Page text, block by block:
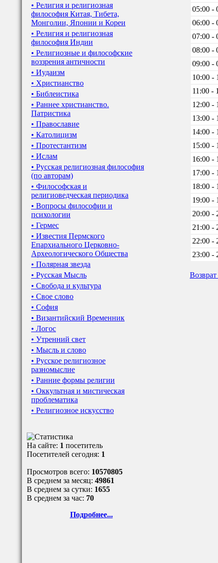
• Религия и религиозная
философия Китая, Тибета,
Монголии, Японии и Кореи
• Религия и религиозная
философия Индии
• Религиозные и философские
воззрения античности
• Иудаизм
• Христианство
• Библеистика
• Раннее христианство.
Патристика
• Православие
• Католицизм
• Протестантизм
• Ислам
• Русская религиозная философия
(по авторам)
• Философская и
религиоведческая периодика
• Вопросы философии и
психологии
• Гермес
• Известия Пермского
Епархиального Церковно-
Археологического Общества
• Полярная звезда
• Русская Мысль
• Свобода и культура
• Свое слово
• София
• Византийский Временник
• Логос
• Утренний свет
• Мысль и слово
• Русское религиозное
разномыслие
• Ранние формы религии
• Оккультная и мистическая
проблематика
• Религиозное искусство
На сайте: 1 посетитель
Посетителей сегодня: 1
Просмотров всего: 10570805
В среднем за месяц: 49861
В среднем за сутки: 1655
В среднем за час: 70
Подробнее...
05:00 -
06:00 -
07:00 -
08:00 -
09:00 -
10:00 -
11:00 -
12:00 -
13:00 -
14:00 -
15:00 -
16:00 -
17:00 -
18:00 -
19:00 -
20:00 -
21:00 -
22:00 -
23:00 -
Возврат